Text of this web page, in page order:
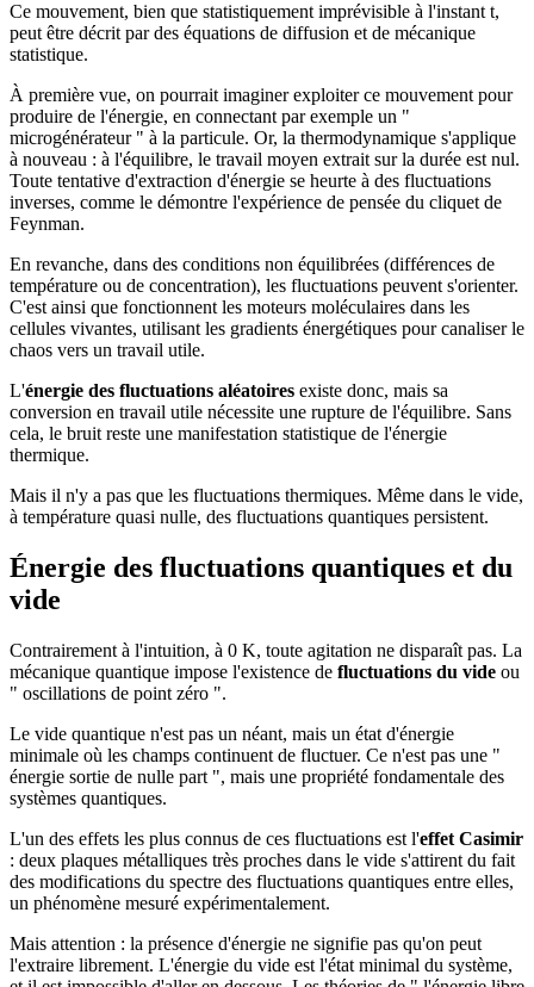
Ce mouvement, bien que statistiquement imprévisible à l'instant t,
peut être décrit par des équations de diffusion et de mécanique
statistique.
À première vue, on pourrait imaginer exploiter ce mouvement pour
produire de l'énergie, en connectant par exemple un "
microgénérateur " à la particule. Or, la thermodynamique s'applique
à nouveau : à l'équilibre, le travail moyen extrait sur la durée est nul.
Toute tentative d'extraction d'énergie se heurte à des fluctuations
inverses, comme le démontre l'expérience de pensée du cliquet de
Feynman.
En revanche, dans des conditions non équilibrées (différences de
température ou de concentration), les fluctuations peuvent s'orienter.
C'est ainsi que fonctionnent les moteurs moléculaires dans les
cellules vivantes, utilisant les gradients énergétiques pour canaliser le
chaos vers un travail utile.
L'énergie des fluctuations aléatoires existe donc, mais sa
conversion en travail utile nécessite une rupture de l'équilibre. Sans
cela, le bruit reste une manifestation statistique de l'énergie
thermique.
Mais il n'y a pas que les fluctuations thermiques. Même dans le vide,
à température quasi nulle, des fluctuations quantiques persistent.
Énergie des fluctuations quantiques et du
vide
Contrairement à l'intuition, à 0 K, toute agitation ne disparaît pas. La
mécanique quantique impose l'existence de fluctuations du vide ou
" oscillations de point zéro ".
Le vide quantique n'est pas un néant, mais un état d'énergie
minimale où les champs continuent de fluctuer. Ce n'est pas une "
énergie sortie de nulle part ", mais une propriété fondamentale des
systèmes quantiques.
L'un des effets les plus connus de ces fluctuations est l'effet Casimir
: deux plaques métalliques très proches dans le vide s'attirent du fait
des modifications du spectre des fluctuations quantiques entre elles,
un phénomène mesuré expérimentalement.
Mais attention : la présence d'énergie ne signifie pas qu'on peut
l'extraire librement. L'énergie du vide est l'état minimal du système,